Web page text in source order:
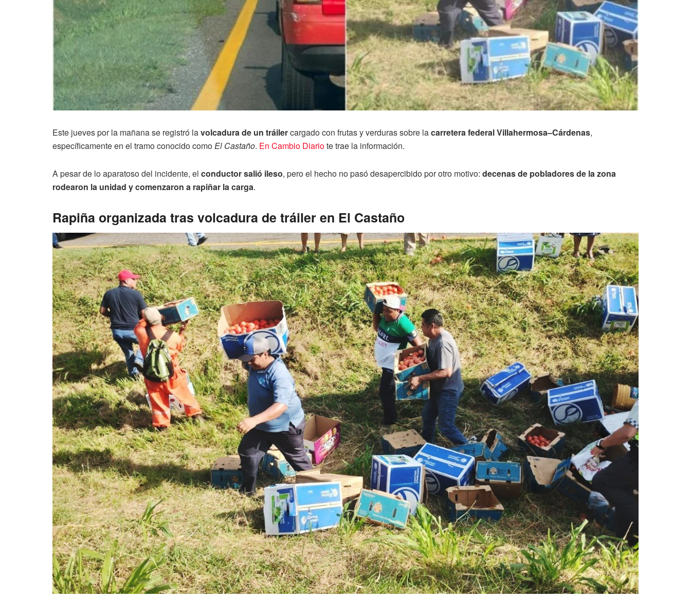
Este jueves por la mañana se registró lavolcadura de un tráilercargado con frutas y verduras sobre lacarretera federal Villahermosa–Cárdenas,
específicamente en el tramo conocido comoEl Castaño. En Cambio Diariote trae la información.
A pesar de lo aparatoso del incidente, el conductor salió ileso, pero el hecho no pasó desapercibido por otro motivo: decenas de pobladores de la zona
rodearon la unidad y comenzaron a rapiñar la carga.
Rapiña organizada tras volcadura de tráiler en El Castaño